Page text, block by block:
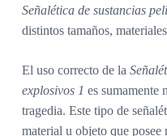
Señalética de sustancias
distintos tamaños,
El uso correcto de la
explosivos 1 es sumamente
tragedia. Este tipo de
material u objeto que